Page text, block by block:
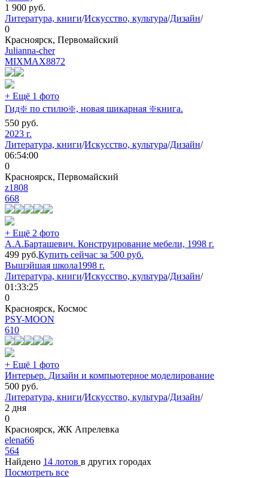
1 900 руб.
Литература, книги/Искусство, культура/Дизайн/
0
Красноярск, Первомайский
Julianna-cher
MIXMAX8872
+ Ещё 1 фото
Гид❇️ по стилю❇️, новая шикарная ❇️книга.
550 руб.
2023 г.
Литература, книги/Искусство, культура/Дизайн/
06:54:00
0
Красноярск, Первомайский
z1808
668
+ Ещё 2 фото
А.А.Барташевич. Конструирование мебели, 1998 г.
499 руб.Купить сейчас за 500 руб.
Вышэйшая школа1998 г.
Литература, книги/Искусство, культура/Дизайн/
01:33:25
0
Красноярск, Космос
PSY-MOON
610
+ Ещё 1 фото
Интерьер. Дизайн и компьютерное моделирование
500 руб.
Литература, книги/Искусство, культура/Дизайн/
2 дня
0
Красноярск, ЖК Апрелевка
elena66
564
Найдено 14 лотов в других городах
Посмотреть все